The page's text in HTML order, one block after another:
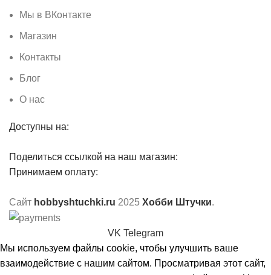
Мы в ВКонтакте
Магазин
Контакты
Блог
О нас
Доступны на:
Поделиться ссылкой на наш магазин:
Принимаем оплату:
Сайт hobbyshtuchki.ru 2025 Хобби Штучки.
VK Telegram
Мы используем файлы cookie, чтобы улучшить ваше
взаимодействие с нашим сайтом. Просматривая этот сайт,